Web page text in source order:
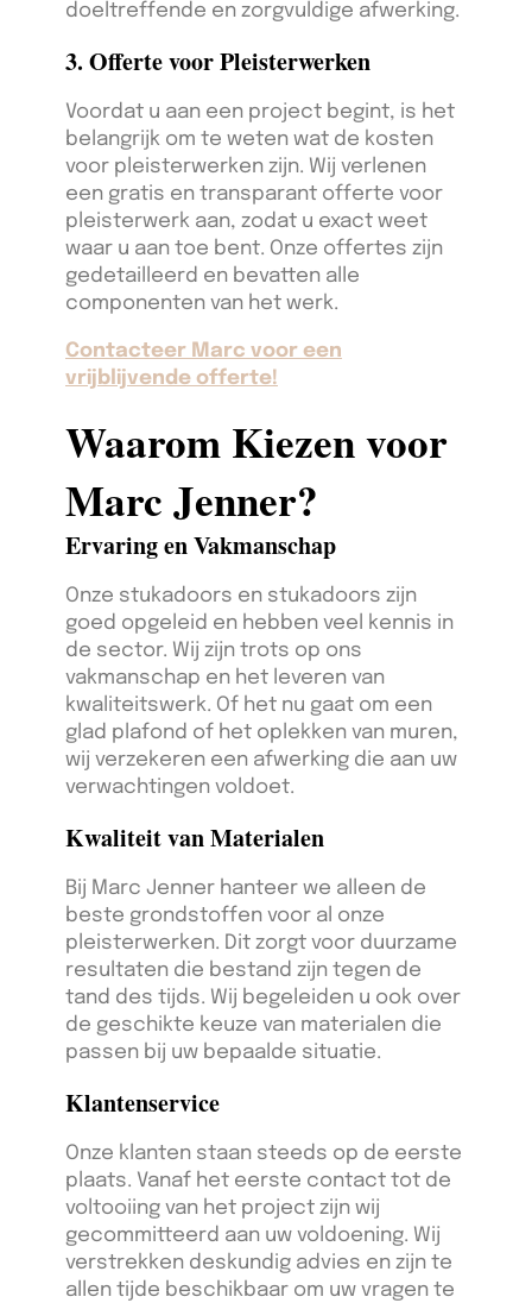
doeltreffende en zorgvuldige afwerking.
3. Offerte voor Pleisterwerken
Voordat u aan een project begint, is het
belangrijk om te weten wat de kosten
voor pleisterwerken zijn. Wij verlenen
een gratis en transparant offerte voor
pleisterwerk aan, zodat u exact weet
waar u aan toe bent. Onze offertes zijn
gedetailleerd en bevatten alle
componenten van het werk.
Contacteer Marc voor een
vrijblijvende offerte!
Waarom Kiezen voor
Marc Jenner?
Ervaring en Vakmanschap
Onze stukadoors en stukadoors zijn
goed opgeleid en hebben veel kennis in
de sector. Wij zijn trots op ons
vakmanschap en het leveren van
kwaliteitswerk. Of het nu gaat om een
glad plafond of het oplekken van muren,
wij verzekeren een afwerking die aan uw
verwachtingen voldoet.
Kwaliteit van Materialen
Bij Marc Jenner hanteer we alleen de
beste grondstoffen voor al onze
pleisterwerken. Dit zorgt voor duurzame
resultaten die bestand zijn tegen de
tand des tijds. Wij begeleiden u ook over
de geschikte keuze van materialen die
passen bij uw bepaalde situatie.
Klantenservice
Onze klanten staan steeds op de eerste
plaats. Vanaf het eerste contact tot de
voltooiing van het project zijn wij
gecommitteerd aan uw voldoening. Wij
verstrekken deskundig advies en zijn te
allen tijde beschikbaar om uw vragen te